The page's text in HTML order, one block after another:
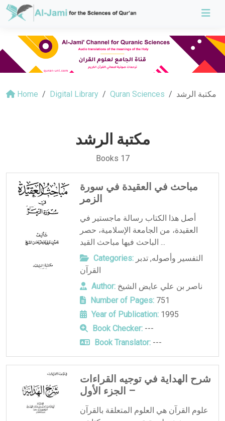
Home Digital Library Quran Sciences مكتبة الرشد
مكتبة الرشد
Books 17
مباحث في العقيدة في سورة
الزمر
أصل هذا الكتاب رسالة ماجستير في
العقيدة، من الجامعة الإسلامية، حصر
الباحث فيها مباحث القيد ...
Categories:
التفسير وأصوله,تدبر
القرآن
Author: ناصر بن علي عايض الشيخ
Number of Pages:751
Year of Publication:1995
Book Checker:---
Book Translator:---
شرح الهداية في توجيه القراءات
– الجزء الأول
علوم القرآن هي العلوم المتعلقة بالقرآن